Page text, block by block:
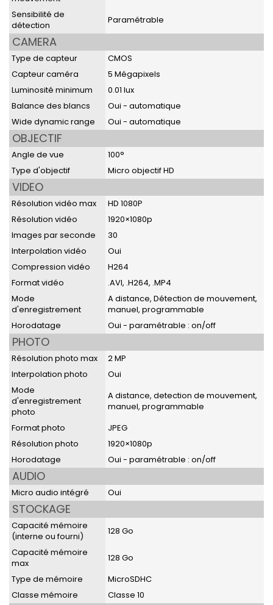
Sensibilité de
détection
Paramétrable
CAMERA
Type de capteur
CMOS
Capteur caméra
5 Mégapixels
Luminosité minimum
0.01 lux
Balance des blancs
Oui - automatique
Wide dynamic range
Oui - automatique
OBJECTIF
Angle de vue
100°
Type d'objectif
Micro objectif HD
VIDEO
Résolution vidéo max
HD 1080P
Résolution vidéo
1920×1080p
Images par seconde
30
Interpolation vidéo
Oui
Compression vidéo
H264
Format vidéo
.AVI, .H264, .MP4
Mode
d'enregistrement
A distance, Détection de mouvement,
manuel, programmable
Horodatage
Oui - paramétrable : on/off
PHOTO
Résolution photo max
2 MP
Interpolation photo
Oui
Mode
d'enregistrement
photo
A distance, detection de mouvement,
manuel, programmable
Format photo
JPEG
Résolution photo
1920×1080p
Horodatage
Oui - paramétrable : on/off
AUDIO
Micro audio intégré Oui
STOCKAGE
Capacité mémoire
(interne ou fourni)
128 Go
Capacité mémoire
max
128 Go
Type de mémoire
MicroSDHC
Classe mémoire
Classe 10